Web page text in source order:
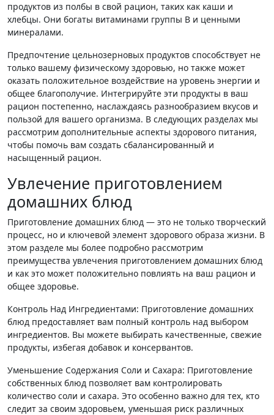
продуктов из полбы в свой рацион, таких как каши и
хлебцы. Они богаты витаминами группы B и ценными
минералами.
Предпочтение цельнозерновых продуктов способствует не
только вашему физическому здоровью, но также может
оказать положительное воздействие на уровень энергии и
общее благополучие. Интегрируйте эти продукты в ваш
рацион постепенно, наслаждаясь разнообразием вкусов и
пользой для вашего организма. В следующих разделах мы
рассмотрим дополнительные аспекты здорового питания,
чтобы помочь вам создать сбалансированный и
насыщенный рацион.
Увлечение приготовлением
домашних блюд
Приготовление домашних блюд — это не только творческий
процесс, но и ключевой элемент здорового образа жизни. В
этом разделе мы более подробно рассмотрим
преимущества увлечения приготовлением домашних блюд
и как это может положительно повлиять на ваш рацион и
общее здоровье.
Контроль Над Ингредиентами: Приготовление домашних
блюд предоставляет вам полный контроль над выбором
ингредиентов. Вы можете выбирать качественные, свежие
продукты, избегая добавок и консервантов.
Уменьшение Содержания Соли и Сахара: Приготовление
собственных блюд позволяет вам контролировать
количество соли и сахара. Это особенно важно для тех, кто
следит за своим здоровьем, уменьшая риск различных